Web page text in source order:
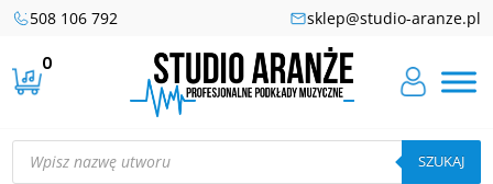
508 106 792 sklep@studio-aranze.pl
0
Wyszukiwarka
produktów SZUKAJ